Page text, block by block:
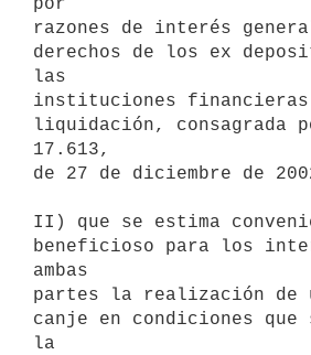
razones de interés
derechos de los ex
las
instituciones financieras
liquidación, consagrada
17.613,
de 27 de diciembre de
II) que se estima
beneficioso para los
ambas
partes la realización de
canje en condiciones que
la